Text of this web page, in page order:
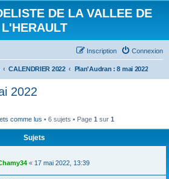
DE LA VALLEE DE
L'HERAULT
Connexion
Inscription
CALENDRIER 2022 Plan'Audran : 8 mai 2022
2022
comme lus • 6 sujets • Page 1 sur 1
Sujets
« 17 mai 2022, 13:39